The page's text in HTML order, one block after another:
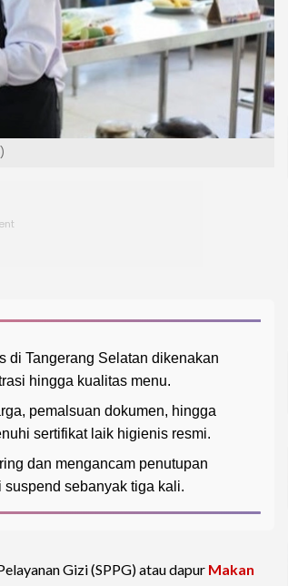
di Tangerang Selatan dikenakan
hingga kualitas menu.
pemalsuan dokumen, hingga
sertifikat laik higienis resmi.
dan mengancam penutupan
sebanyak tiga kali.
Gizi (SPPG) atau dapur Makan